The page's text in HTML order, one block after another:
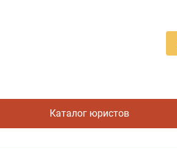
Каталог юристов